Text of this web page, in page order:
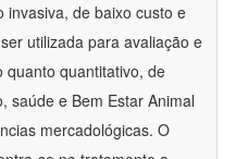
invasiva, de baixo custo e
utilizada para avaliação e
quanto quantitativo, de
saúde e Bem Estar Animal
mercadológicas. O